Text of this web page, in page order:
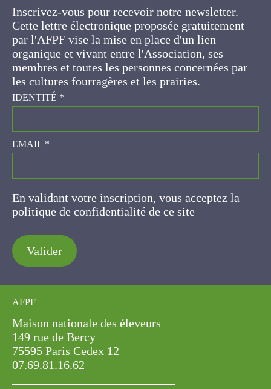
Cette lettre électronique proposée
gratuitement par l'AFPF vise la mise en place
d'un lien organique et vivant entre l'Association,
ses membres et toutes les personnes
concernées par les cultures fourragères et les
prairies.
IDENTITÉ*
EMAIL*
En validant votre inscription, vous acceptez la
politique de confidentialité de ce site
Valider
AFPF
Maison nationale des éleveurs
149 rue de Bercy
75595 Paris Cedex 12
07.69.81.16.62